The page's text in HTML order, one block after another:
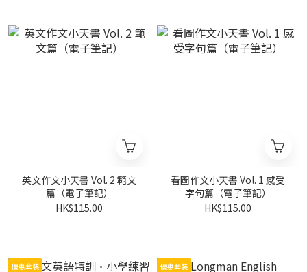
英文作文小天書 Vol. 2 範文
篇（電子筆記）
HK$115.00
看圖作文小天書 Vol. 1 感受
字句篇（電子筆記）
HK$115.00
優惠套裝 優惠套裝